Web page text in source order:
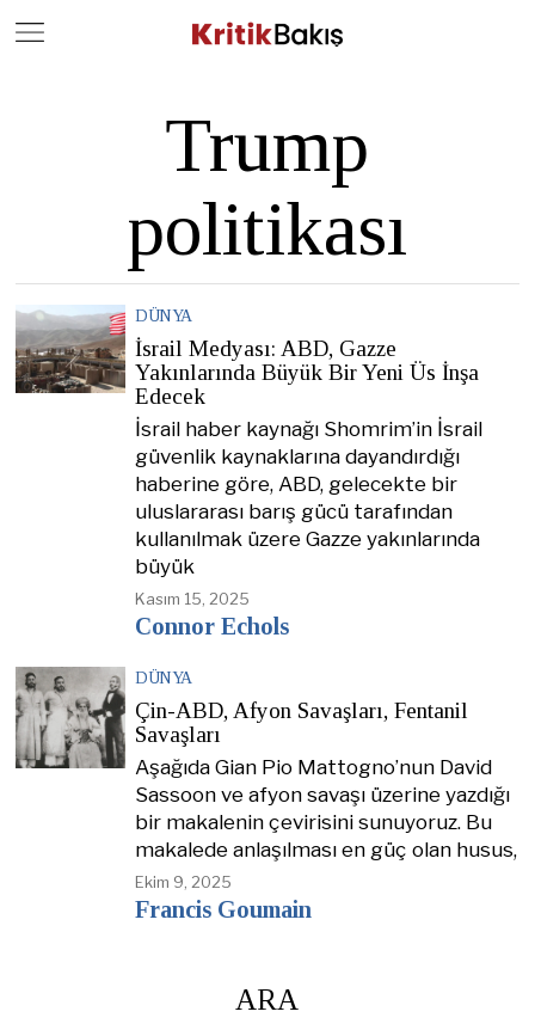
Trump
politikası
DÜNYA
İsrail Medyası: ABD, Gazze
Yakınlarında Büyük Bir Yeni Üs İnşa
Edecek
İsrail haber kaynağı Shomrim’in İsrail
güvenlik kaynaklarına dayandırdığı
haberine göre, ABD, gelecekte bir
uluslararası barış gücü tarafından
kullanılmak üzere Gazze yakınlarında
büyük
Kasım 15, 2025
Connor Echols
DÜNYA
Çin-ABD, Afyon Savaşları, Fentanil
Savaşları
Aşağıda Gian Pio Mattogno’nun David
Sassoon ve afyon savaşı üzerine yazdığı
bir makalenin çevirisini sunuyoruz. Bu
makalede anlaşılması en güç olan husus,
Ekim 9, 2025
Francis Goumain
ARA